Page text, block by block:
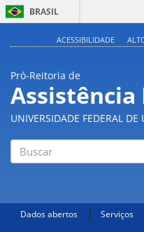
BRASIL
ACESSIBILIDADE
Pró-Reitoria de
UNIVERSIDADE FEDERAL DE
Dados abertos Serviços